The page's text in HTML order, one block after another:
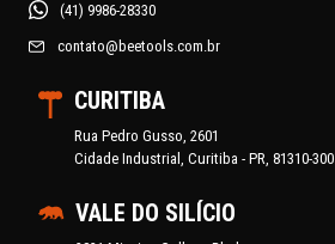
(41) 9986-28330
contato@beetools.com.br
CURITIBA
Rua Pedro Gusso, 2601
Cidade Industrial, Curitiba - PR, 81310-300
VALE DO SILÍCIO